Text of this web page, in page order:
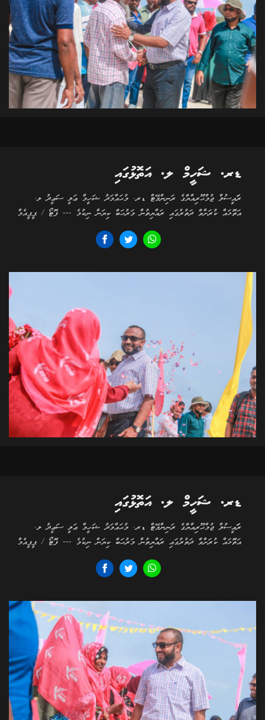
ޑރ. ޝަހީމް ލ. އަތޮޅުގައި
ރަަައީސުލް ޖުމްޙޫރިއްޔާގެ ރަނިންމޭޓް ޑރ. މުޙައްމަދު ޝަހީމް ޢަލީ ސަޢީދު ލ.
އަތޮޅައް ކުރަށްވާ ދަތުރުގައި ރައްޔިތުން މަރުޙަބާ ކިޔަން ނިކުމެ --- ފޮޓޯ / ޕީޕީއެމް
ޑރ. ޝަހީމް ލ. އަތޮޅުގައި
ރަަައީސުލް ޖުމްޙޫރިއްޔާގެ ރަނިންމޭޓް ޑރ. މުޙައްމަދު ޝަހީމް ޢަލީ ސަޢީދު ލ.
އަތޮޅައް ކުރަށްވާ ދަތުރުގައި ރައްޔިތުން މަރުޙަބާ ކިޔަން ނިކުމެ --- ފޮޓޯ / ޕީޕީއެމް